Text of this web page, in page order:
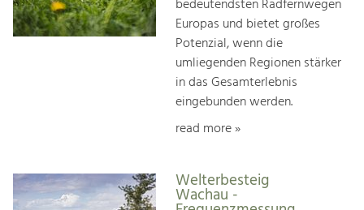
Equality, Youth and Integration.
Climate Change, Public Transport and
bedeutendsten Radfernwegen
Europas und bietet großes
Potenzial, wenn die
umliegenden Regionen stärker
in das Gesamterlebnis
eingebunden werden.
read more »
Welterbesteig
Wachau -